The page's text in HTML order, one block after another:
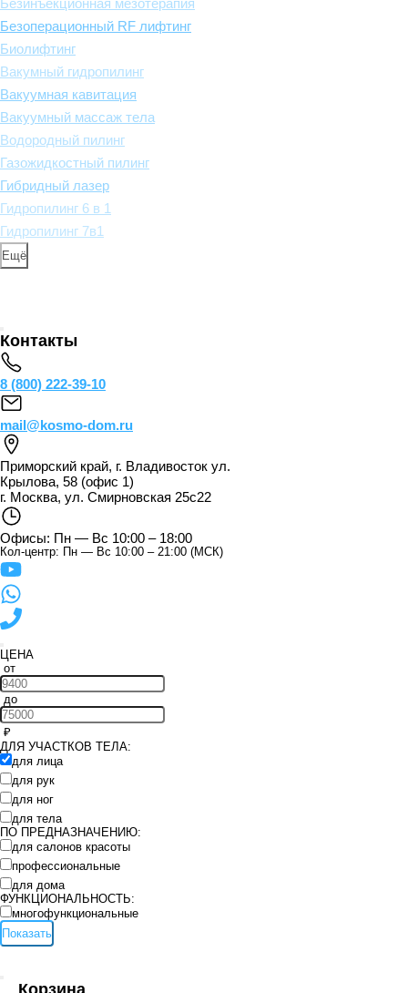
Безоперационный RF лифтинг
Биолифтинг
Вакумный гидропилинг
Вакуумная кавитация
Вакуумный массаж тела
Водородный пилинг
Газожидкостный пилинг
Гибридный лазер
Гидропилинг 6 в 1
Гидропилинг 7в1
Ещё
Контакты
8 (800) 222-39-10
mail@kosmo-dom.ru
Приморский край, г. Владивосток ул.
Крылова, 58 (офис 1)
г. Москва, ул. Смирновская 25с22
Офисы: Пн — Вс 10:00 – 18:00
Кол-центр: Пн — Вс 10:00 – 21:00 (МСК)
ЦЕНА
от
до
ДЛЯ УЧАСТКОВ ТЕЛА:
для лица
для рук
для ног
для тела
ПО ПРЕДНАЗНАЧЕНИЮ:
для салонов красоты
профессиональные
для дома
ФУНКЦИОНАЛЬНОСТЬ:
многофункциональные
Показать
Корзина